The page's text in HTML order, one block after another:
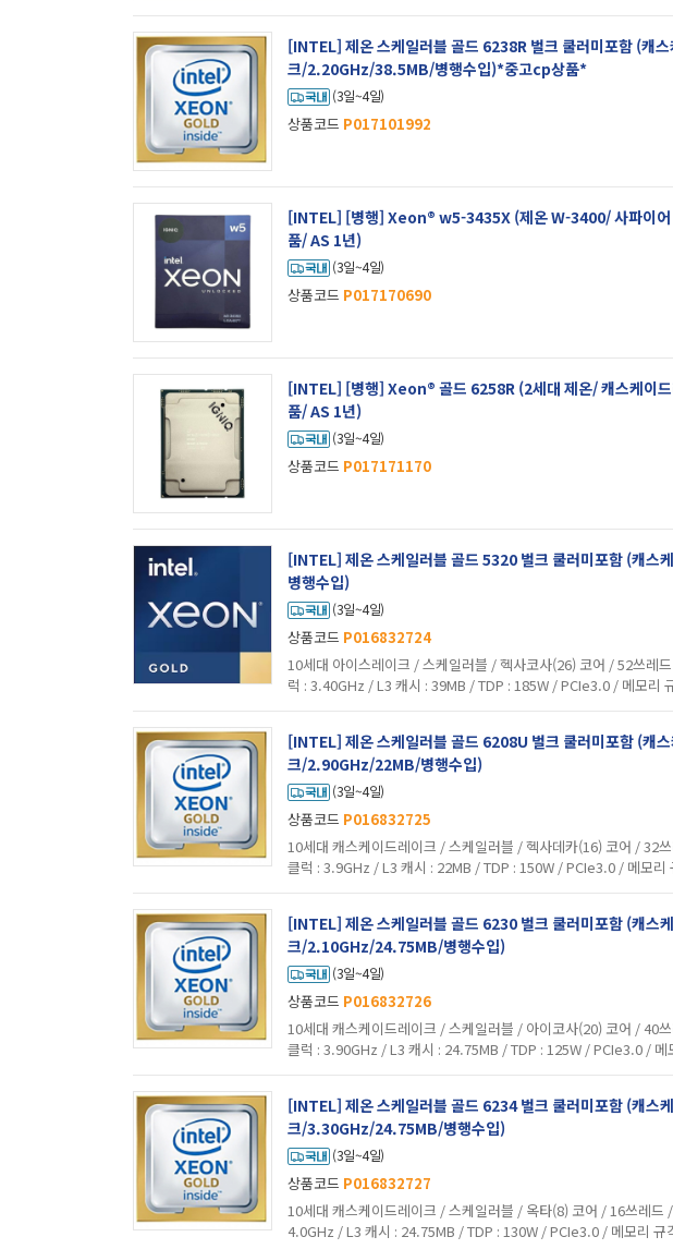
[INTEL] 제온 스케일러블 골드 6238R 벌크 쿨러미포함 (캐스
크/2.20GHz/38.5MB/병행수입)*중고cp상품*
(3일~4일)
상품코드 P017101992
[INTEL] [병행] Xeon® w5-3435X (제온 W-3400/ 사파이
품/ AS 1년)
(3일~4일)
상품코드 P017170690
[INTEL] [병행] Xeon® 골드 6258R (2세대 제온/ 캐스케이
품/ AS 1년)
(3일~4일)
상품코드 P017171170
[INTEL] 제온 스케일러블 골드 5320 벌크 쿨러미포함 (캐
병행수입)
(3일~4일)
상품코드 P016832724
10세대 아이스레이크 / 스케일러블 / 헥사코사(26) 코어 / 52쓰레
럭 : 3.40GHz / L3 캐시 : 39MB / TDP : 185W / PCIe3.0 / 메모리
[INTEL] 제온 스케일러블 골드 6208U 벌크 쿨러미포함 (캐
크/2.90GHz/22MB/병행수입)
(3일~4일)
상품코드 P016832725
10세대 캐스케이드레이크 / 스케일러블 / 헥사데카(16) 코어 / 32
클럭 : 3.9GHz / L3 캐시 : 22MB / TDP : 150W / PCIe3.0 / 메모
[INTEL] 제온 스케일러블 골드 6230 벌크 쿨러미포함 (캐스
크/2.10GHz/24.75MB/병행수입)
(3일~4일)
상품코드 P016832726
10세대 캐스케이드레이크 / 스케일러블 / 아이코사(20) 코어 / 40
클럭 : 3.90GHz / L3 캐시 : 24.75MB / TDP : 125W / PCIe3.0 /
[INTEL] 제온 스케일러블 골드 6234 벌크 쿨러미포함 (캐스
크/3.30GHz/24.75MB/병행수입)
(3일~4일)
상품코드 P016832727
10세대 캐스케이드레이크 / 스케일러블 / 옥타(8) 코어 / 16쓰레드
4.0GHz / L3 캐시 : 24.75MB / TDP : 130W / PCIe3.0 / 메모리